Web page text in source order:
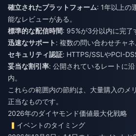
確立されたプラットフォーム: 1年以上の
能なレビューがある。
標準的な配信時間: 95%が3分以内に完了
迅速なサポート : 複数の問い合わせチャネ
セキュリティ認証: HTTPS/SSLやPCI-
妥当な割引率: 公開されているレートに
内。
これらの範囲内の節約は、大量購入のメ
正当なものです。
2026年のダイヤモンド価値最大化戦略
イベントのタイミング